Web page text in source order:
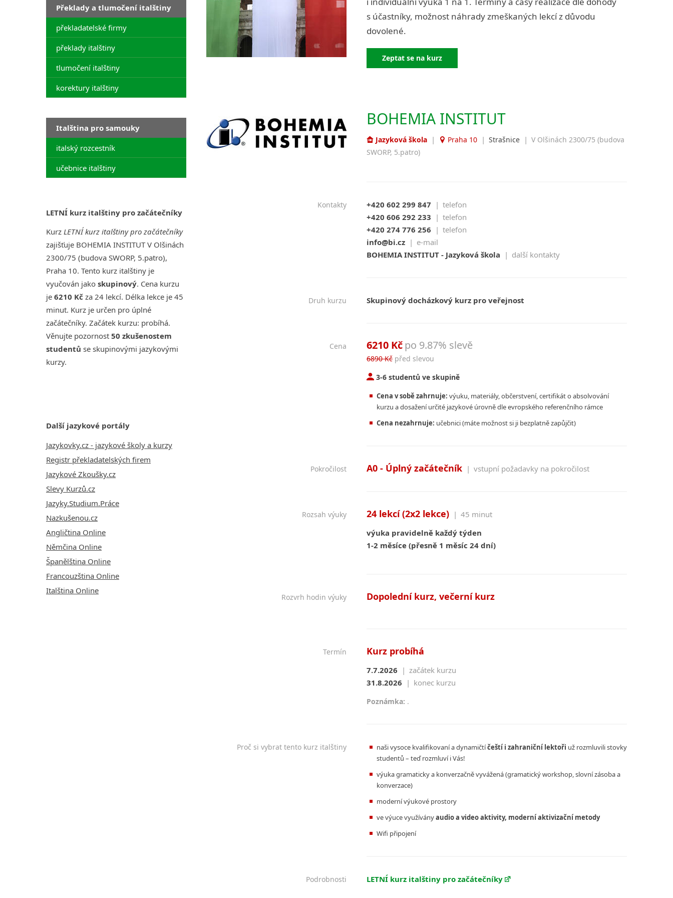
Překlady a tlumočení italštiny
překladatelské firmy
překlady italštiny
tlumočení italštiny
korektury italštiny
Italština pro samouky
italský rozcestník
učebnice italštiny
LETNÍ kurz italštiny pro začátečníky
Kurz LETNÍ kurz italštiny pro začátečníky
zajišťuje BOHEMIA INSTITUT V Olšinách
2300/75 (budova SWORP, 5.patro),
Praha 10. Tento kurz italštiny je
vyučován jako skupinový. Cena kurzu
je 6210 Kč za 24 lekcí. Délka lekce je 45
minut. Kurz je určen pro úplné
začátečníky. Začátek kurzu: probíhá.
Věnujte pozornost 50 zkušenostem
studentů se skupinovými jazykovými
kurzy.
Další jazykové portály
Jazykovky.cz - jazykové školy a kurzy
Registr překladatelských firem
Jazykové Zkoušky.cz
Slevy Kurzů.cz
Jazyky.Studium.Práce
Nazkušenou.cz
Angličtina Online
Němčina Online
Španělština Online
Francouzština Online
Italština Online
s účastníky, možnost náhrady zmeškaných lekcí z důvodu
dovolené.
Zeptat se na kurz
BOHEMIA INSTITUT
Jazyková škola | Praha 10 | Strašnice | V Olšinách 2300/75 (budova
SWORP, 5.patro)
Kontakty +420 602 299 847 | telefon
+420 606 292 233 | telefon
+420 274 776 256 | telefon
info@bi.cz | e-mail
BOHEMIA INSTITUT - Jazyková škola | další kontakty
Druh kurzu Skupinový docházkový kurz pro veřejnost
Cena 6210 Kčpo 9.87% slevě
6890 Kč před slevou
3-6 studentů ve skupině
Cena v sobě zahrnuje: výuku, materiály, občerstvení, certifikát o absolvování
kurzu a dosažení určité jazykové úrovně dle evropského referenčního rámce
Cena nezahrnuje: učebnici (máte možnost si ji bezplatně zapůjčit)
Pokročilost A0 - Úplný začátečník | vstupní požadavky na pokročilost
Rozsah výuky 24 lekcí (2x2 lekce) | 45 minut
výuka pravidelně každý týden
1-2 měsíce (přesně 1 měsíc 24 dní)
Rozvrh hodin výuky Dopolední kurz, večerní kurz
Termín Kurz probíhá
7.7.2026 | začátek kurzu
31.8.2026 | konec kurzu
Poznámka: .
Proč si vybrat tento kurz italštiny naši vysoce kvalifikovaní a dynamičtíčeští i zahraniční lektoři už rozmluvili stovky
studentů – teď rozmluví i Vás!
výuka gramaticky a konverzačně vyvážená (gramatický workshop, slovní zásoba a
konverzace)
moderní výukové prostory
ve výuce využíványaudio a video aktivity, moderní aktivizační metody
Wifi připojení
Podrobnosti LETNÍ kurz italštiny pro začátečníky